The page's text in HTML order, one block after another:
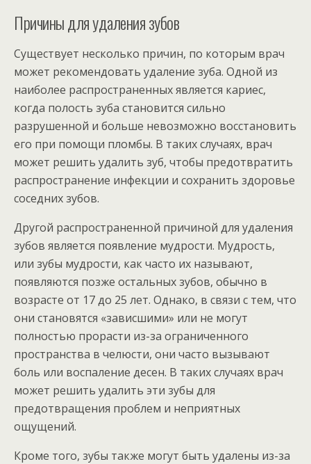
Причины для удаления зубов
Существует несколько причин, по которым врач
может рекомендовать удаление зуба. Одной из
наиболее распространенных является кариес,
когда полость зуба становится сильно
разрушенной и больше невозможно восстановить
его при помощи пломбы. В таких случаях, врач
может решить удалить зуб, чтобы предотвратить
распространение инфекции и сохранить здоровье
соседних зубов.
Другой распространенной причиной для удаления
зубов является появление мудрости. Мудрость,
или зубы мудрости, как часто их называют,
появляются позже остальных зубов, обычно в
возрасте от 17 до 25 лет. Однако, в связи с тем, что
они становятся «зависшими» или не могут
полностью прорасти из-за ограниченного
пространства в челюсти, они часто вызывают
боль или воспаление десен. В таких случаях врач
может решить удалить эти зубы для
предотвращения проблем и неприятных
ощущений.
Кроме того, зубы также могут быть удалены из-за